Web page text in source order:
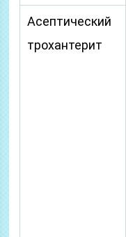
Асептический
трохантерит